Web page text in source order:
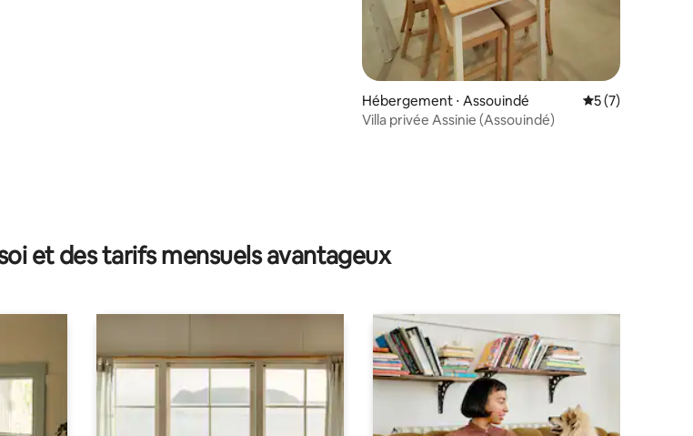
: 4,81 sur 5
Hébergement ⋅ Assouindé Évaluation
5 (7)
Villa privée Assinie (Assouindé)
et des tarifs mensuels avantageux